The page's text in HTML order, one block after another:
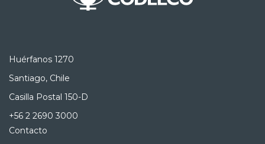
Huérfanos 1270
Santiago, Chile
Casilla Postal 150-D
+56 2 2690 3000
Contacto